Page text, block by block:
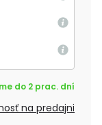
do 2 prac. dní
na predajni